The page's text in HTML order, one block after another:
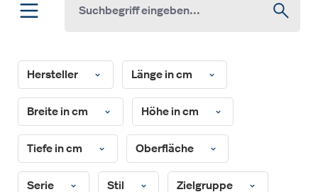
Hersteller Länge in cm
Breite in cm Höhe in cm
Tiefe in cm Oberfläche
Serie Stil Zielgruppe